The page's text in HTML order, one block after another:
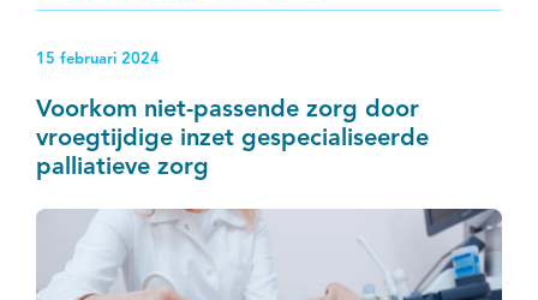
15 februari 2024
Voorkom niet-passende zorg door
vroegtijdige inzet gespecialiseerde
palliatieve zorg